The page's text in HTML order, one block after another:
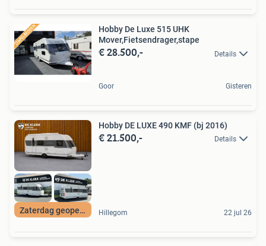
Hobby De Luxe 515 UHK
Mover,Fietsendrager,stape
€ 28.500,- Details
Goor Gisteren
Zaterdag geopend
Hobby DE LUXE 490 KMF (bj 2016)
€ 21.500,- Details
Hillegom 22 jul 26